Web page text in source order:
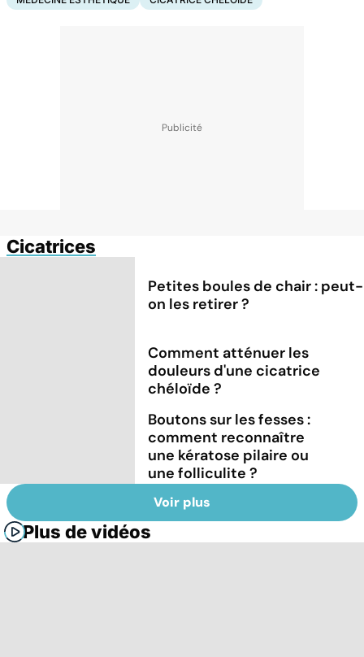
Cicatrices
Petites boules de chair : peut-
on les retirer ?
Comment atténuer les
douleurs d'une cicatrice
chéloïde ?
Boutons sur les fesses :
comment reconnaître
une kératose pilaire ou
une folliculite ?
Voir plus
Plus de vidéos